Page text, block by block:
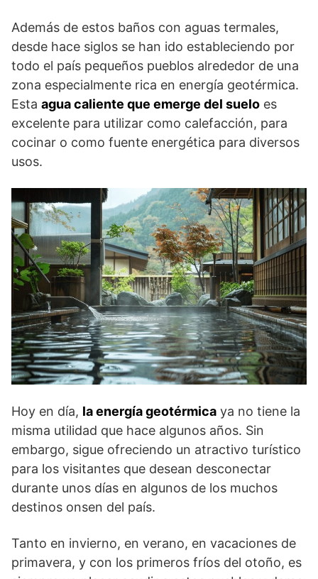
Además de estos baños con aguas termales,
desde hace siglos se han ido estableciendo por
todo el país pequeños pueblos alrededor de una
zona especialmente rica en energía geotérmica.
Esta agua caliente que emerge del suelo es
excelente para utilizar como calefacción, para
cocinar o como fuente energética para diversos
usos.
Hoy en día, la energía geotérmica ya no tiene la
misma utilidad que hace algunos años. Sin
embargo, sigue ofreciendo un atractivo turístico
para los visitantes que desean desconectar
durante unos días en algunos de los muchos
destinos onsen del país.
Tanto en invierno, en verano, en vacaciones de
primavera, y con los primeros fríos del otoño, es